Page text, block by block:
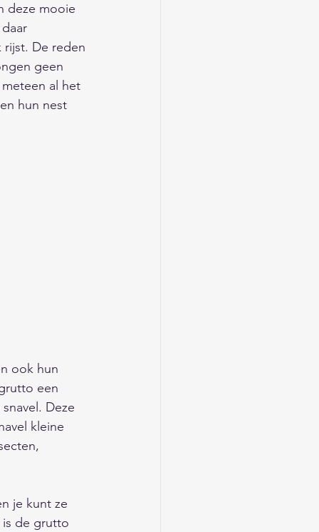
Verkeer/Veiligheid
deze mooie
rijst. De reden
geen
al het
hun nest
ook hun
een
Deze
kleine
je kunt ze
is de grutto